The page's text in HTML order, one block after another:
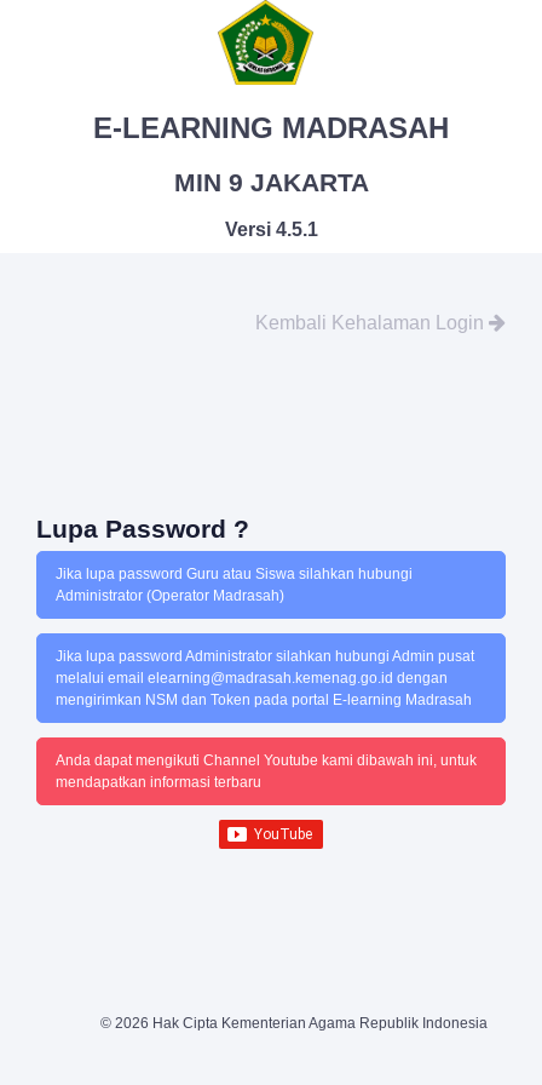
E-LEARNING MADRASAH
MIN 9 JAKARTA
Versi 4.5.1
Kembali Kehalaman Login
Lupa Password ?
Jika lupa password Guru atau Siswa silahkan hubungi
Administrator (Operator Madrasah)
Jika lupa password Administrator silahkan hubungi Admin pusat
melalui email elearning@madrasah.kemenag.go.id dengan
mengirimkan NSM dan Token pada portal E-learning Madrasah
Anda dapat mengikuti Channel Youtube kami dibawah ini, untuk
mendapatkan informasi terbaru
© 2026 Hak Cipta Kementerian Agama Republik Indonesia